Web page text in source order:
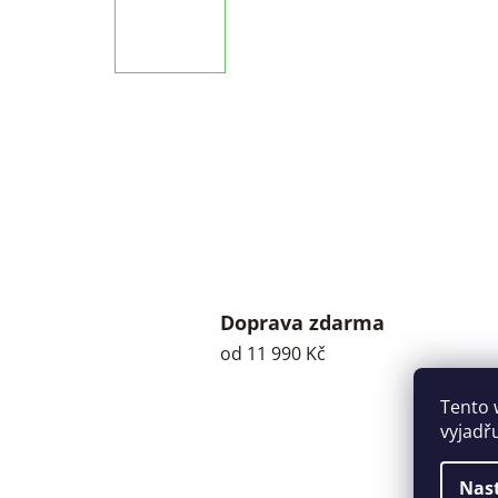
Tento
Doprava zdarma
od 11 990 Kč